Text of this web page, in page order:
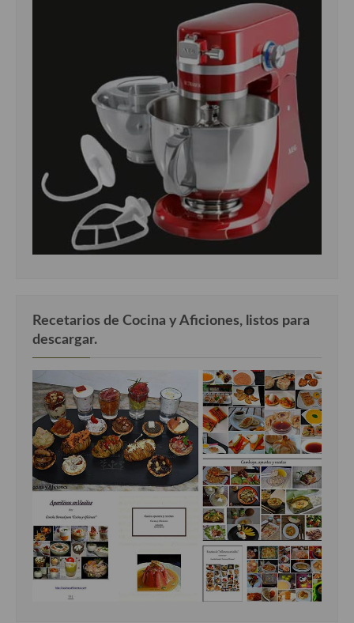
Recetarios de Cocina y Aficiones, listos para
descargar.